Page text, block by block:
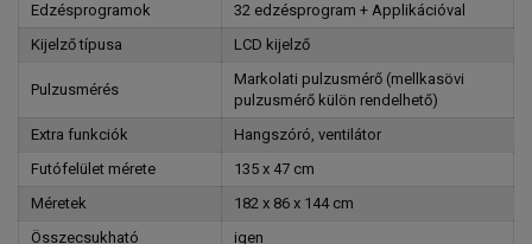
Edzésprogramok
32 edzésprogram + Applikációval
Kijelző típusa
LCD kijelző
Pulzusmérés
Markolati pulzusmérő (mellkasövi
pulzusmérő külön rendelhető)
Extra funkciók
Hangszóró, ventilátor
Futófelület mérete
135 x 47 cm
Méretek
182 x 86 x 144 cm
Összecsukható
igen